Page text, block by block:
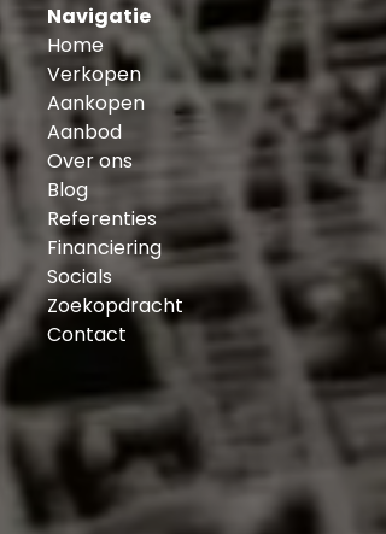
Navigatie
Home
Verkopen
Aankopen
Aanbod
Over ons
Blog
Referenties
Financiering
Socials
Zoekopdracht
Contact